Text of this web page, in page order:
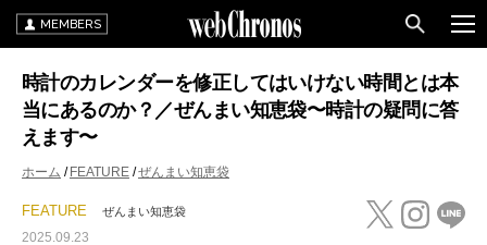
MEMBERS
時計のカレンダーを修正してはいけない時間とは本
当にあるのか？／ぜんまい知恵袋〜時計の疑問に答
えます〜
ホーム FEATURE ぜんまい知恵袋
FEATURE ぜんまい知恵袋
2025.09.23